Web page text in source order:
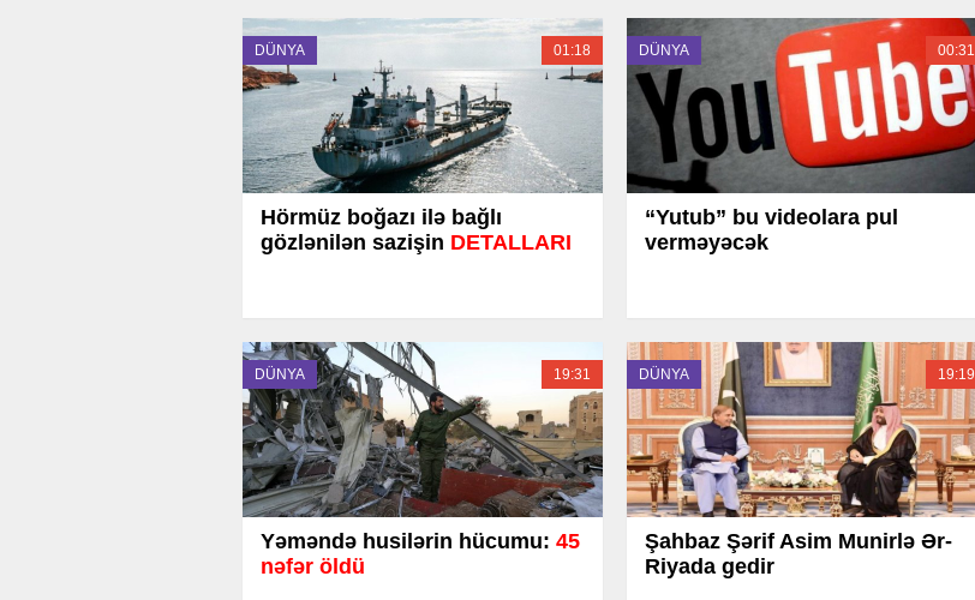
DÜNYA 01:18
Hörmüz boğazı ilə bağlı
gözlənilən sazişin DETALLARI
DÜNYA 00:31
“Yutub” bu videolara pul
verməyəcək
DÜNYA 19:31
Yəməndə husilərin hücumu: 45
nəfər öldü
DÜNYA 19:19
Şahbaz Şərif Asim Munirlə Ər-
Riyada gedir